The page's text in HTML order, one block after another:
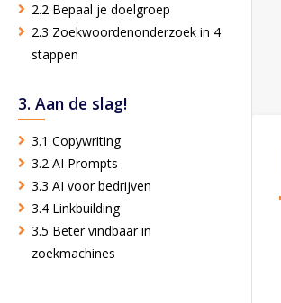
2.2 Bepaal je doelgroep
2.3 Zoekwoordenonderzoek in 4
stappen
3. Aan de slag!
3.1 Copywriting
3.2 AI Prompts
3.3 AI voor bedrijven
3.4 Linkbuilding
3.5 Beter vindbaar in
zoekmachines